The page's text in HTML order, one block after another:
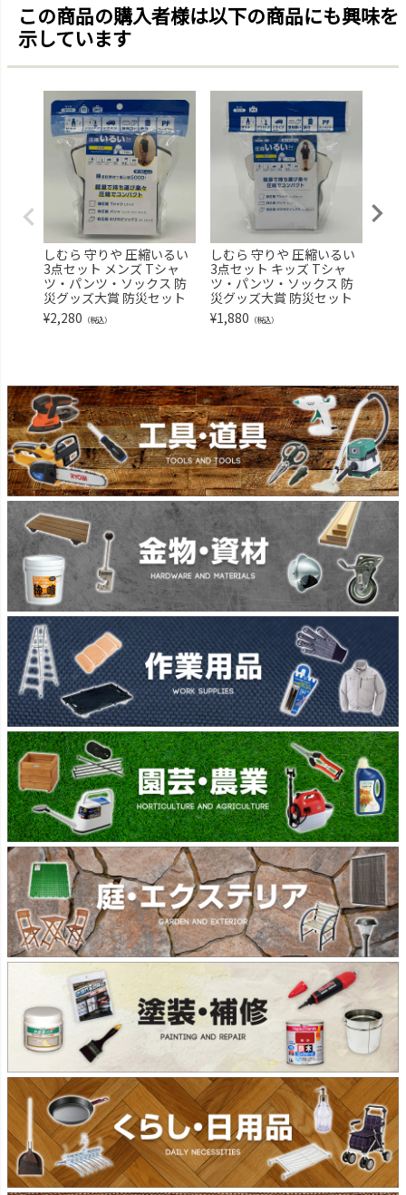
この商品の購入者様は以下の商品にも興味を
示しています
しむら 守りや 圧縮いるい
3点セット メンズ Tシャ
ツ・パンツ・ソックス 防
災グッズ大賞 防災セット
¥2,280 （税込）
しむら 守りや 圧縮いるい
3点セット キッズ Tシャ
ツ・パンツ・ソックス 防
災グッズ大賞 防災セット
¥1,880 （税込）